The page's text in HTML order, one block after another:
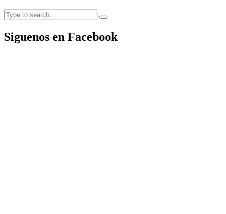
Siguenos en Facebook